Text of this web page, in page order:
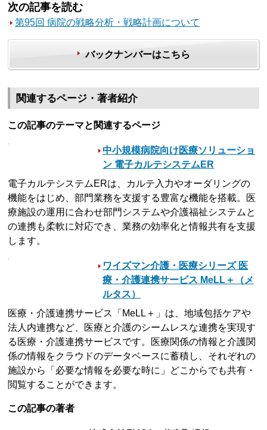
次の記事を読む
第95回 病院の戦略分析・戦略計画について
バックナンバーはこちら
関連するページ・著者紹介
この記事のテーマと関連するページ
中小規模病院向け医療ソリューショ
ン 電子カルテシステムER
電子カルテシステムERは、カルテ入力やオーダリングの
機能をはじめ、部門業務を支援する豊富な機能を搭載。医
療施設の運用に合わせ部門システムや介護福祉システムと
の連携も柔軟に対応でき、業務の効率化と情報共有を支援
します。
ワイズマン介護・医療シリーズ 医
療・介護連携サービス MeLL＋（メ
ルタス）
医療・介護連携サービス「MeLL＋」は、地域包括ケアや
法人内連携など、医療と介護のシームレスな連携を実現す
る医療・介護連携サービスです。医療関係の情報と介護関
係の情報をクラウドのデータベースに蓄積し、それぞれの
施設から「必要な情報を必要な時に」どこからでも共有・
閲覧することができます。
この記事の著者